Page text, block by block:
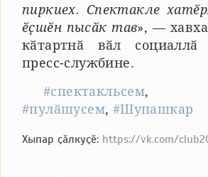
пиркиех. Спектакле
ӗҫшӗн пысӑк тав», —
кӑтартнӑ вӑл социаллӑ
пресс-службине.
#спектакльсем
#пулӑшусем, #Шупашкар
Хыпар ҫӑлкуҫӗ: https://vk.com/